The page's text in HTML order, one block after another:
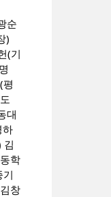
순
)
(기
대
하
김
학
창